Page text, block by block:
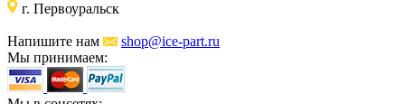
г. Первоуральск
Напишите нам
shop@ice-part.ru
Мы принимаем: